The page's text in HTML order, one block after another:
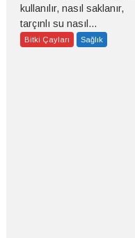
kullanılır, nasıl saklanır,
tarçınlı su nasıl...
Bitki Çayları Sağlık